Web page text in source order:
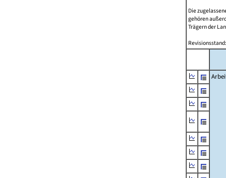
Die
gehören
Trägern der